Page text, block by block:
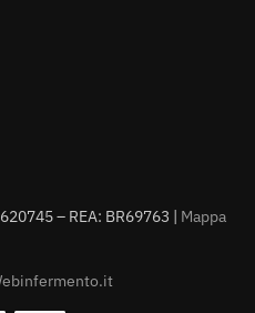
– REA: BR69763 | Mappa